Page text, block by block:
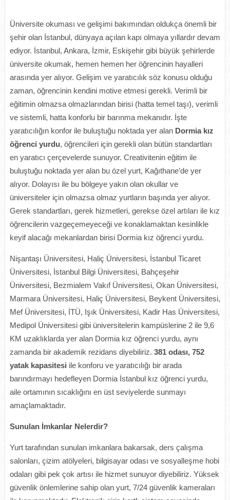
Üniversite okuması ve gelişimi bakımından oldukça önemli bir
şehir olan İstanbul, dünyaya açılan kapı olmaya yıllardır devam
ediyor. İstanbul, Ankara, İzmir, Eskişehir gibi büyük şehirlerde
üniversite okumak, hemen hemen her öğrencinin hayalleri
arasında yer alıyor. Gelişim ve yaratıcılık söz konusu olduğu
zaman, öğrencinin kendini motive etmesi gerekli. Verimli bir
eğitimin olmazsa olmazlarından birisi (hatta temel taşı), verimli
ve sistemli, hatta konforlu bir barınma mekanıdır. İşte
yaratıcılığın konfor ile buluştuğu noktada yer alan Dormia kız
öğrenci yurdu, öğrencileri için gerekli olan bütün standartları
en yaratıcı çerçevelerde sunuyor. Creativitenin eğitim ile
buluştuğu noktada yer alan bu özel yurt, Kağıthane’de yer
alıyor. Dolayısı ile bu bölgeye yakın olan okullar ve
üniversiteler için olmazsa olmaz yurtların başında yer alıyor.
Gerek standartları, gerek hizmetleri, gerekse özel artıları ile kız
öğrencilerin vazgeçemeyeceği ve konaklamaktan kesinlikle
keyif alacağı mekanlardan birisi Dormia kız öğrenci yurdu.
Nişantaşı Üniversitesi, Haliç Üniversitesi, İstanbul Ticaret
Üniversitesi, İstanbul Bilgi Üniversitesi, Bahçeşehir
Üniversitesi, Bezmialem Vakıf Üniversitesi, Okan Üniversitesi,
Marmara Üniversitesi, Haliç Üniversitesi, Beykent Üniversitesi,
Mef Üniversitesi, İTÜ, Işık Üniversitesi, Kadir Has Üniversitesi,
Medipol Üniversitesi gibi üniversitelerin kampüslerine 2 ile 9,6
KM uzaklıklarda yer alan Dormia kız öğrenci yurdu, aynı
zamanda bir akademik rezidans diyebiliriz. 381 odası, 752
yatak kapasitesi ile konforu ve yaratıcılığı bir arada
barındırmayı hedefleyen Dormia İstanbul kız öğrenci yurdu,
aile ortamının sıcaklığını en üst seviyelerde sunmayı
amaçlamaktadır.
Sunulan İmkanlar Nelerdir?
Yurt tarafından sunulan imkanlara bakarsak, ders çalışma
salonları, çizim atölyeleri, bilgisayar odası ve sosyalleşme hobi
odaları gibi pek çok artısı ile hizmet sunuyor diyebiliriz. Yüksek
güvenlik önlemlerine sahip olan yurt, 7/24 güvenlik kameraları